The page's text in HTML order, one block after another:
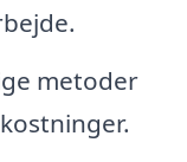
metoder